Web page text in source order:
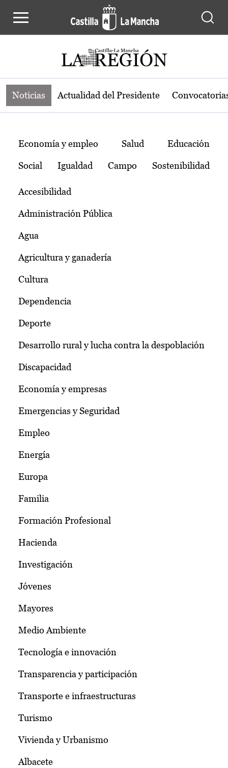
Noticias de la región de Castilla-La
Noticias Actualidad del Presidente
Temas
Economía y empleo Salud Educación
Social Igualdad Campo Sostenibilidad
Accesibilidad
Administración Pública
Agua
Agricultura y ganadería
Cultura
Dependencia
Deporte
Desarrollo rural y lucha contra la despoblación
Discapacidad
Economía y empresas
Emergencias y Seguridad
Empleo
Energía
Europa
Familia
Formación Profesional
Hacienda
Investigación
Jóvenes
Mayores
Medio Ambiente
Tecnología e innovación
Transparencia y participación
Transporte e infraestructuras
Turismo
Vivienda y Urbanismo
Albacete